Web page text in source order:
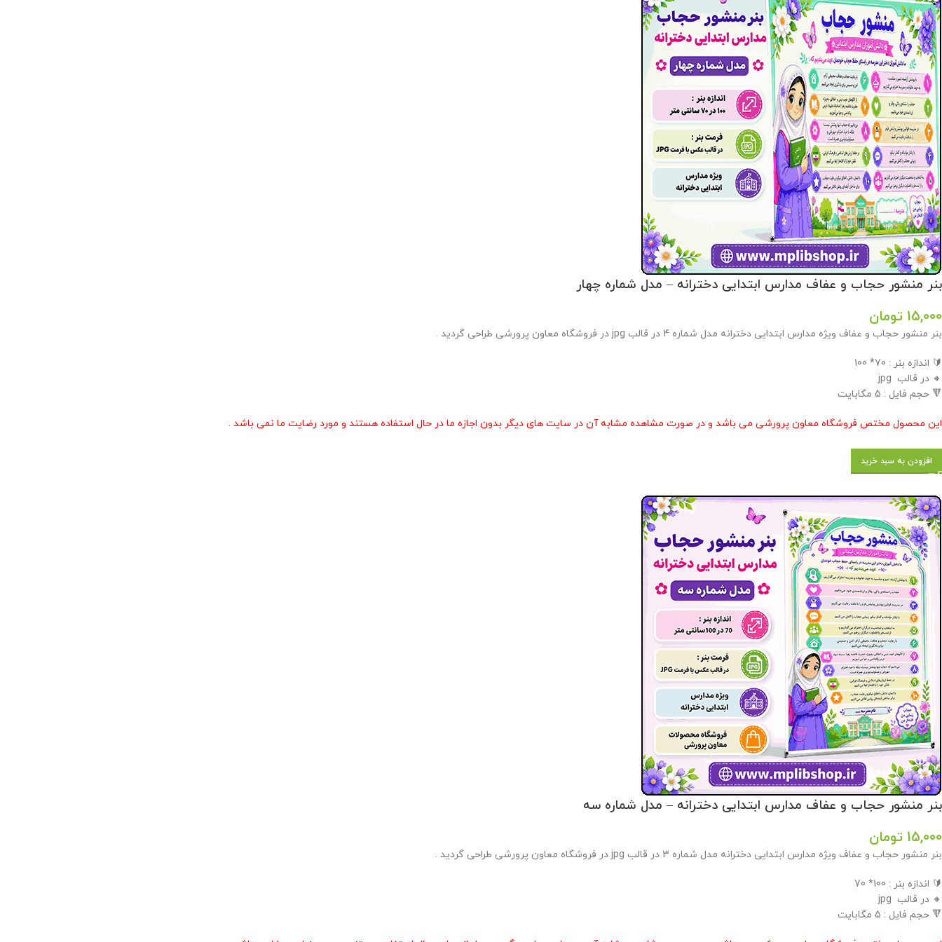
بنر منشور حجاب و عفاف مدارس ابتدایی دخترانه – مدل شماره چهار
15,000 تومان
بنر منشور حجاب و عفاف ویژه مدارس ابتدایی دخترانه مدل شماره 4 در قالب jpg در فروشگاه معاون پرورشی طراحی گردید .
🔰 اندازه بنر : 70* 100
🔸 در قالب jpg
🔻 حجم فایل : 5 مگابایت
این محصول مختص فروشگاه معاون پرورشی می باشد و در صورت مشاهده مشابه آن در سایت های دیگر بدون اجازه ما در حال استفاده هستند و مورد رضایت ما نمی باشد .
افزودن به سبد خرید
بنر منشور حجاب و عفاف مدارس ابتدایی دخترانه – مدل شماره سه
15,000 تومان
بنر منشور حجاب و عفاف ویژه مدارس ابتدایی دخترانه مدل شماره 3 در قالب jpg در فروشگاه معاون پرورشی طراحی گردید .
🔰 اندازه بنر : 100* 70
🔸 در قالب jpg
🔻 حجم فایل : 5 مگابایت